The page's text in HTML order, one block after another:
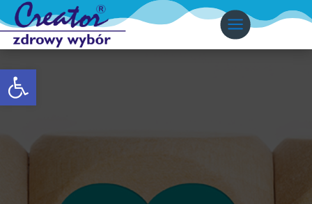
Otwórz pasek narzędzi